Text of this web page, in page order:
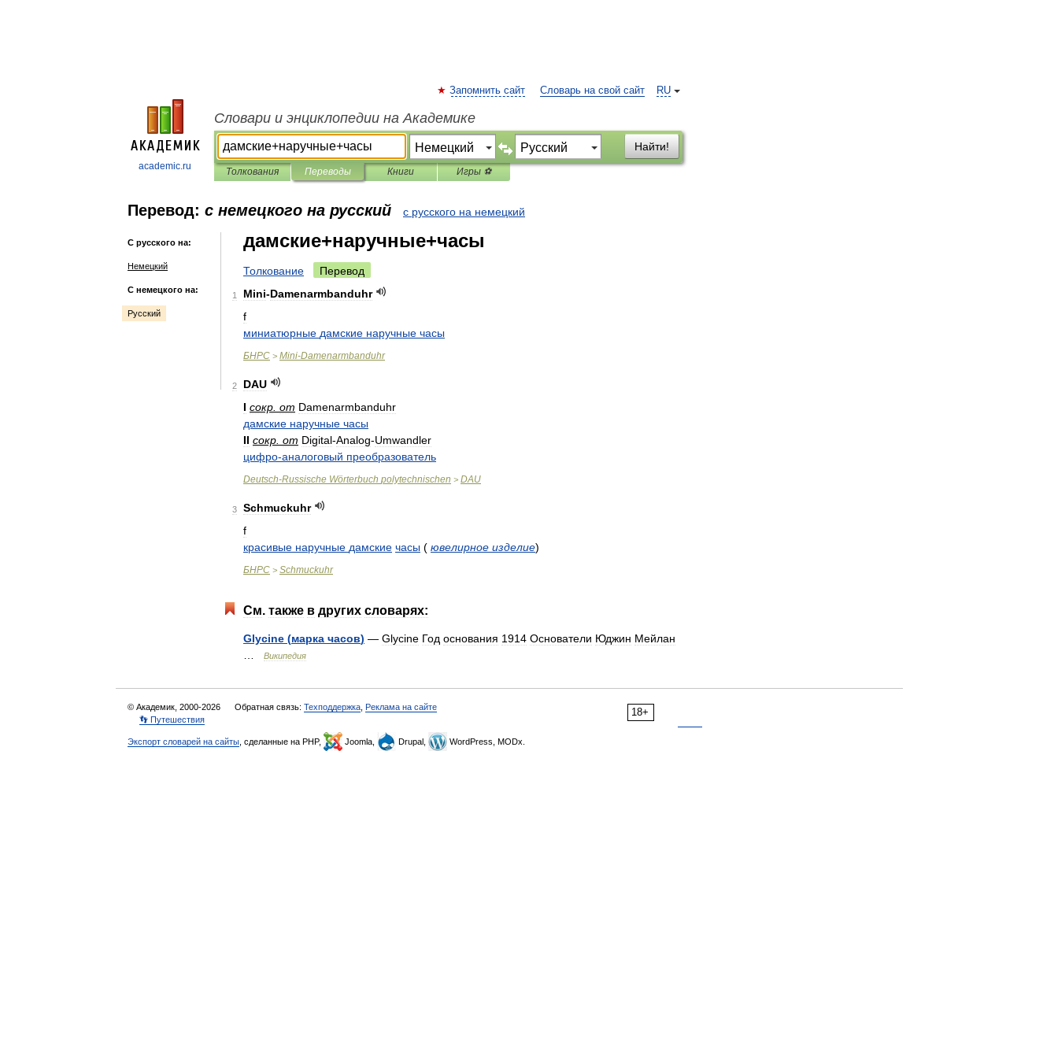
academic.ru
RU
Запомнить сайт Словарь на свой сайт
Словари и энциклопедии на Академике
Найти!
Толкования Переводы Книги Игры ⚽
Перевод: с немецкого на русский с русского на немецкий
С русского на:
Немецкий
С немецкого на:
Русский
дамские+наручные+часы
Толкование Перевод
1 Mini-Damenarmbanduhr
f
миниатюрные дамские наручные часы
БНРС > Mini-Damenarmbanduhr
2
DAU
I сокр от Damenarmbanduhr
дамские наручные часы
II сокр от Digital-Analog-Umwandler
цифро-аналоговый преобразователь
Deutsch-Russische Wörterbuch polytechnischen > DAU
3
Schmuckuhr
f
красивые наручные дамские часы ( ювелирное изделие)
БНРС > Schmuckuhr
См. также в других словарях:
Glycine (марка часов) — Glycine Год основания 1914 Основатели Юджин Мейлан
Википедия
18+
© Академик, 2000-2026 Обратная связь: Техподдержка Реклама на сайте
👣 Путешествия
Экспорт словарей на сайты , сделанные на PHP, Joomla, Drupal, WordPress, MODx.